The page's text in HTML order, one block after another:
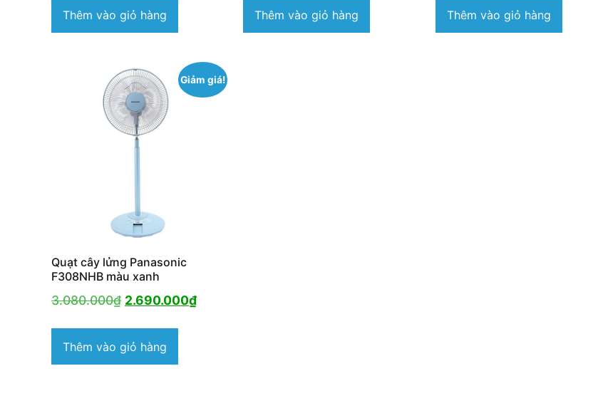
Thêm vào giỏ hàng Thêm vào giỏ hàng
là:
2.750.000₫.
Thêm vào giỏ hàng
Giảm giá!
Quạt cây lửng Panasonic
F308NHB màu xanh
3.080.000₫ Giá
là:
3.080.000₫.
2.690.000₫Giá
Thêm vào giỏ hàng